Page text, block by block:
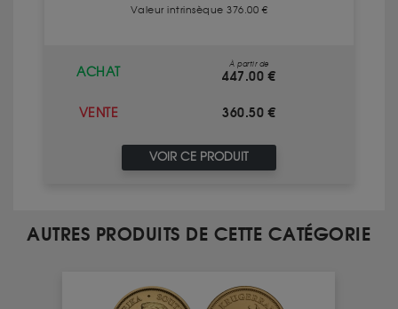
Valeur intrinsèque 376.00 €
ACHAT
À partir de
447.00 €
VENTE 360.50 €
VOIR CE PRODUIT
AUTRES PRODUITS DE CETTE CATÉGORIE